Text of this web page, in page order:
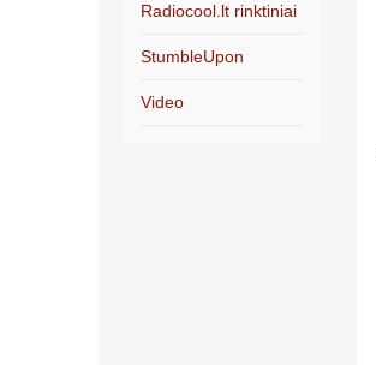
Radiocool.lt rinktiniai
StumbleUpon
Video